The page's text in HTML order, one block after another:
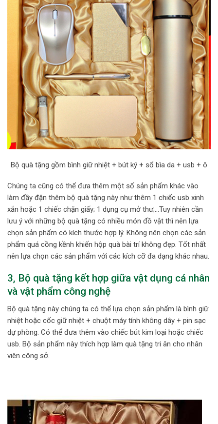
Bộ quà tặng gồm bình giữ nhiệt + bút ký + sổ bìa da + usb + ô
Chúng ta cũng có thể đưa thêm một số sản phẩm khác vào
làm đầy đặn thêm bộ quà tặng này như thêm 1 chiếc usb xinh
xắn hoặc 1 chiếc chặn giấy; 1 dụng cụ mở thư;…Tuy nhiên cần
lưu ý với những bộ quà tặng có nhiều món đồ vật thì nên lựa
chọn sản phẩm có kích thước hợp lý. Không nên chọn các sản
phẩm quá cồng kềnh khiến hộp quà bài trí không đẹp. Tốt nhất
nên lựa chọn các sản phẩm với các kích cỡ đa dạng khác nhau.
3, Bộ quà tặng kết hợp giữa vật dụng cá nhân
và vật phẩm công nghệ
Bộ quà tặng này chúng ta có thể lựa chọn sản phẩm là bình giữ
nhiệt hoặc cốc giữ nhiệt + chuột máy tính không dây + pin sạc
dự phòng. Có thể đưa thêm vào chiếc bút kim loại hoặc chiếc
usb. Bộ sản phẩm này thích hợp làm quà tặng tri ân cho nhân
viên công sở.